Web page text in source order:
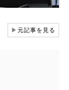
▶元記事を見る